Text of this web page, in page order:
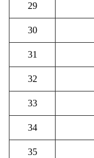
29
30
31
32
33
34
35